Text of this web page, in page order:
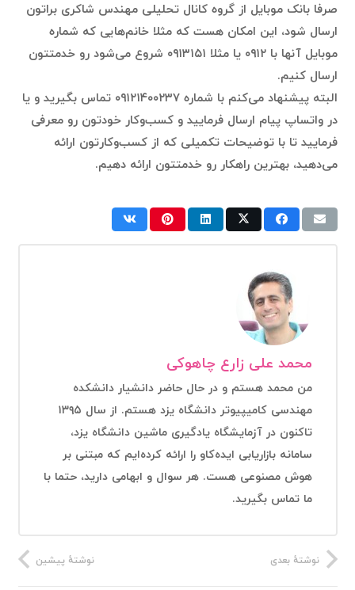
صرفا بانک موبایل از گروه کانال تحلیلی مهندس شاکری براتون
ارسال شود، این امکان هست که مثلا خانم‌هایی که شماره
موبایل آنها با ۰۹۱۲ یا مثلا ۰۹۱۳۱۵۱ شروع می‌شود رو خدمتتون
ارسال کنیم.
البته پیشنهاد می‌کنم با شماره ۰۹۱۲۱۴۰۰۲۳۷ تماس بگیرید و یا
در واتساپ پیام ارسال فرمایید و کسب‌وکار خودتون رو معرفی
فرمایید تا با توضیحات تکمیلی که از کسب‌وکارتون ارائه
می‌دهید، بهترین راهکار رو خدمتتون ارائه دهیم.
محمد علی زارع چاهوکی
من محمد هستم و در حال حاضر دانشیار دانشکده
مهندسی کامیپیوتر دانشگاه یزد هستم. از سال ۱۳۹۵
تاکنون در آزمایشگاه یادگیری ماشین دانشگاه یزد،
سامانه بازاریابی ایده‌کاو را ارائه کرده‌ایم که مبتنی بر
هوش مصنوعی هست. هر سوال و ابهامی دارید، حتما با
ما تماس بگیرید.
نوشتهٔ پیشین نوشتهٔ بعدی